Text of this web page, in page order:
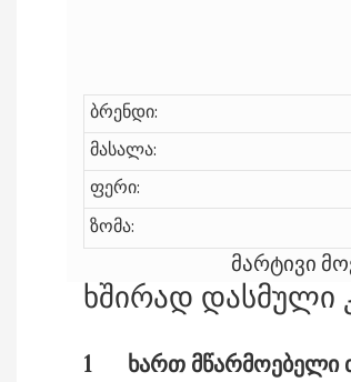
ბრენდი:
მასალა:
ფერი:
ზომა:
მარტივი
ხშირად დასმული
1 ხართ მწარმოებელი